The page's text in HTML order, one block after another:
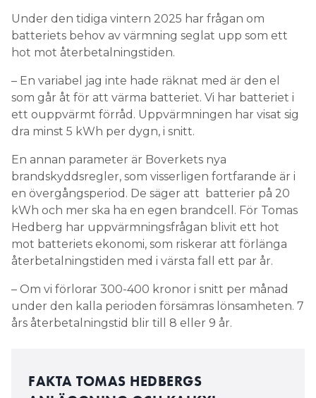
Under den tidiga vintern 2025 har frågan om
batteriets behov av värmning seglat upp som ett
hot mot återbetalningstiden.
– En variabel jag inte hade räknat med är den el
som går åt för att värma batteriet. Vi har batteriet i
ett ouppvärmt förråd. Uppvärmningen har visat sig
dra minst 5 kWh per dygn, i snitt.
En annan parameter är Boverkets nya
brandskyddsregler, som visserligen fortfarande är i
en övergångsperiod. De säger att batterier på 20
kWh och mer ska ha en egen brandcell. För Tomas
Hedberg har uppvärmningsfrågan blivit ett hot
mot batteriets ekonomi, som riskerar att förlänga
återbetalningstiden med i värsta fall ett par år.
– Om vi förlorar 300-400 kronor i snitt per månad
under den kalla perioden försämras lönsamheten. 7
års återbetalningstid blir till 8 eller 9 år.
FAKTA TOMAS HEDBERGS